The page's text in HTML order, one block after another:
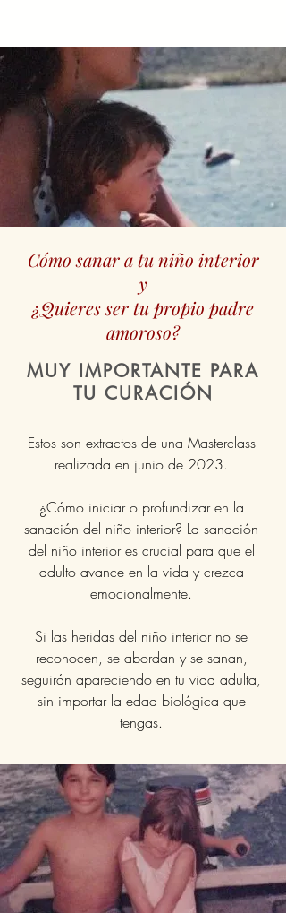
Cómo sanar a tu niño interior
y
¿Quieres ser tu propio padre
amoroso?
MUY IMPORTANTE PARA
TU CURACIÓN
Estos son extractos de una Masterclass
realizada en junio de 2023.
¿Cómo iniciar o profundizar en la
sanación del niño interior? La sanación
del niño interior es crucial para que el
adulto avance en la vida y crezca
emocionalmente.
Si las heridas del niño interior no se
reconocen, se abordan y se sanan,
seguirán apareciendo en tu vida adulta,
sin importar la edad biológica que
tengas.